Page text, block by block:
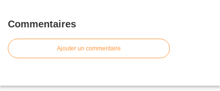
Commentaires
Ajouter un commentaire